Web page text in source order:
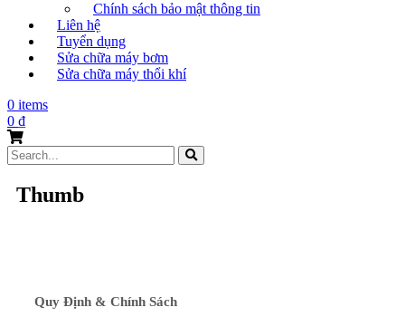
Chính sách bảo mật thông tin
Liên hệ
Tuyển dụng
Sửa chữa máy bơm
Sửa chữa máy thổi khí
0 items
0 ₫
Search
for:
Thumb
Quy Định & Chính Sách